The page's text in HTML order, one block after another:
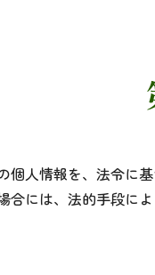
個人情報を、法令に
合には、法的手段に